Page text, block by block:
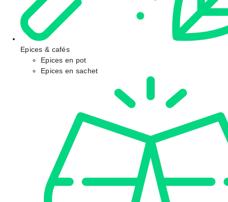
Epices & cafés
Epices en pot
Epices en sachet